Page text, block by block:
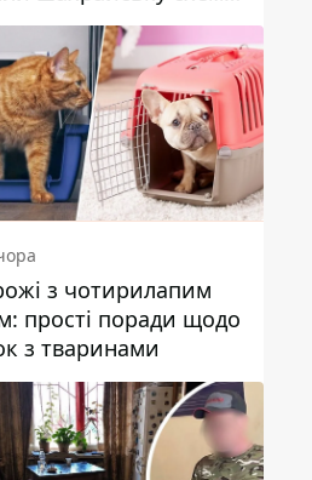
з чотирилапим
прості поради щодо
з тваринами